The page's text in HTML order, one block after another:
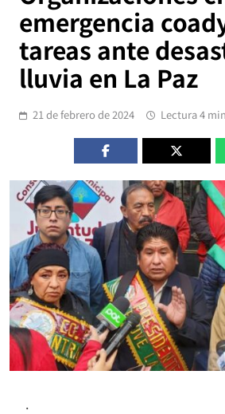
emergencia
tareas ante
lluvia en La Paz
21 de febrero de 2024 Lectura 4
.